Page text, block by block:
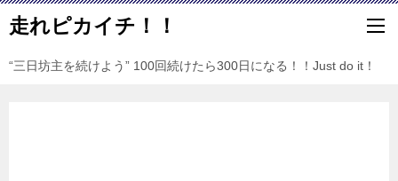
走れピカイチ！！
“三日坊主を続けよう” 100回続けたら300日になる！！Just do it！